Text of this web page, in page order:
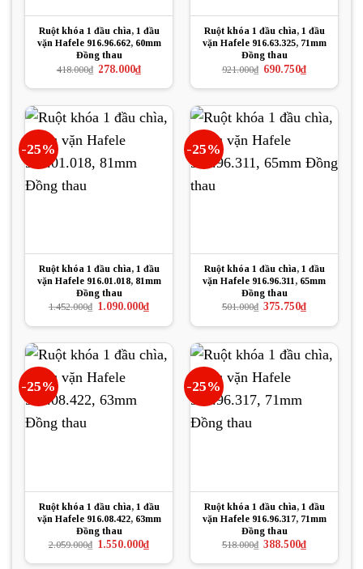
Ruột khóa 1 đầu chìa, 1 đầu
vặn Hafele 916.96.662, 60mm
Đồng thau
418.000₫ Giá
là:
278.000₫Giá
hiện
tại
278.000₫.
Ruột khóa 1 đầu chìa, 1 đầu
vặn Hafele 916.63.325, 71mm
Đồng thau
921.000₫ Giá
là:
690.750₫Giá
hiện
tại
690.750₫.
-25%
Ruột khóa 1 đầu chìa, 1 đầu
vặn Hafele 916.01.018, 81mm
Đồng thau
1.452.000₫ Giá
là:
1.090.000₫Giá
hiện
tại
1.090.000₫.
-25%
Ruột khóa 1 đầu chìa, 1 đầu
vặn Hafele 916.96.311, 65mm
Đồng thau
501.000₫ Giá
là:
375.750₫Giá
hiện
tại
375.750₫.
-25%
Ruột khóa 1 đầu chìa, 1 đầu
vặn Hafele 916.08.422, 63mm
Đồng thau
2.059.000₫ Giá
là:
1.550.000₫Giá
hiện
tại
-25%
Ruột khóa 1 đầu chìa, 1 đầu
vặn Hafele 916.96.317, 71mm
Đồng thau
518.000₫ Giá
là:
388.500₫Giá
hiện
tại